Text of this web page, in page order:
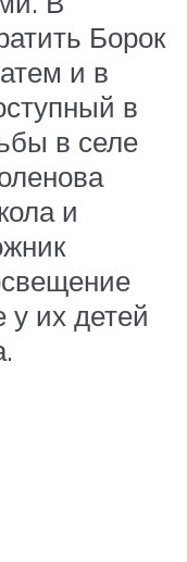
Борок
и в
в
в селе
и
у их детей